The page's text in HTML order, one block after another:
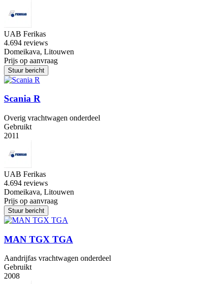
UAB Ferikas
4.694 reviews
Domeikava, Litouwen
Prijs op aanvraag
Stuur bericht
Scania R
Overig vrachtwagen onderdeel
Gebruikt
2011
UAB Ferikas
4.694 reviews
Domeikava, Litouwen
Prijs op aanvraag
Stuur bericht
MAN TGX TGA
Aandrijfas vrachtwagen onderdeel
Gebruikt
2008